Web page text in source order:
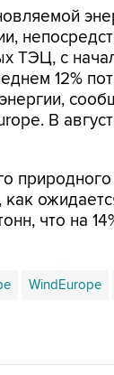
ТЭЦ, с
12%
В
как
что на
WindEurope